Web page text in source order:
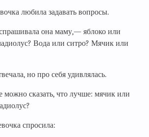
любила задавать вопросы.
она маму,— яблоко или
Вода или ситро? Мячик или
но про себя удивлялась.
можно сказать, что лучше: мячик или
спросила: